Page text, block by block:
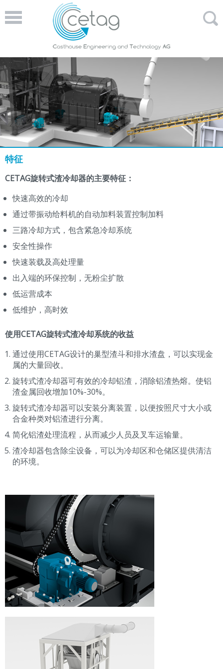
特征
CETAG旋转式渣冷却器的主要特征：
快速高效的冷却
通过带振动给料机的自动加料装置控制加料
三路冷却方式，包含紧急冷却系统
安全性操作
快速装载及高处理量
出入端的环保控制，无粉尘扩散
低运营成本
低维护，高时效
使用CETAG旋转式渣冷却系统的收益
通过使用CETAG设计的巢型渣斗和排水渣盘，可以实现金
属的大量回收。
旋转式渣冷却器可有效的冷却铝渣，消除铝渣热熔。使铝
渣金属回收增加10%-30%。
旋转式渣冷却器可以安装分离装置，以便按照尺寸大小或
合金种类对铝渣进行分离。
简化铝渣处理流程，从而减少人员及叉车运输量。
渣冷却器包含除尘设备，可以为冷却区和仓储区提供清洁
的环境。